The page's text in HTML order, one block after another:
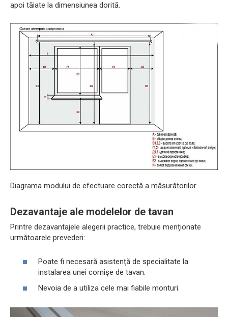
apoi tăiate la dimensiunea dorită.
Diagrama modului de efectuare corectă a măsurătorilor
Dezavantaje ale modelelor de tavan
Printre dezavantajele alegerii practice, trebuie menționate
următoarele prevederi:
Poate fi necesară asistență de specialitate la
instalarea unei cornișe de tavan.
Nevoia de a utiliza cele mai fiabile monturi.